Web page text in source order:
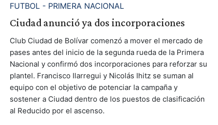
FUTBOL - PRIMERA NACIONAL
Ciudad anunció ya dos incorporaciones
Club Ciudad de Bolívar comenzó a mover el mercado de
pases antes del inicio de la segunda rueda de la Primera
Nacional y confirmó dos incorporaciones para reforzar su
plantel. Francisco Ilarregui y Nicolás Ihitz se suman al
equipo con el objetivo de potenciar la campaña y
sostener a Ciudad dentro de los puestos de clasificación
al Reducido por el ascenso.